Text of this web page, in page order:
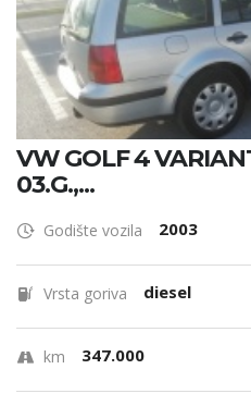
VW GOLF 4
03.G.,...
Godište vozila 2003
Vrsta goriva diesel
km 347.000